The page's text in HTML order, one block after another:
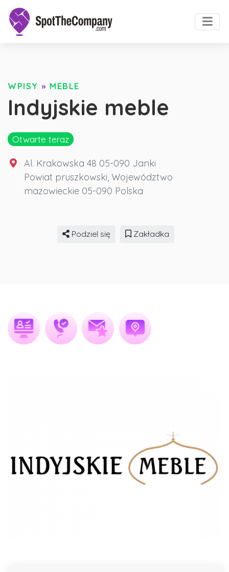
WPISY » MEBLE
Indyjskie meble
Otwarte teraz
Al. Krakowska 48 05-090 Janki
Powiat pruszkowski, Województwo
mazowieckie 05-090 Polska
Podziel się Zakładka